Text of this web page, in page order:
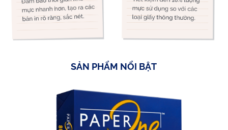
SẢN PHẨM NỔI BẬT